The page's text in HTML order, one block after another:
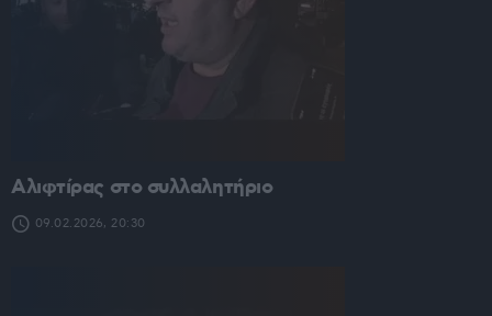
Αλιφτίρας στο συλλαλητήριο
09.02.2026, 20:30